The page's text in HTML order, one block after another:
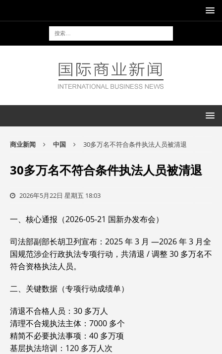
商业新闻 中国 30多万名不符合条件执法人员被清退
30多万名不符合条件执法人员被清退
2026年5月22日 星期五 18:03
一、核心通报（2026-05-21 国新办发布会）
司法部副部长胡卫列宣布：2025 年 3 月 —2026 年 3 月全
国规范涉企行政执法专项行动，共清退 / 调整 30 多万名不
符合资格执法人员。
二、关键数据（专项行动成绩单）
清退不合格人员：30 多万人
清理不合规执法主体：7000 多个
精简不必要执法事项：40 多万项
基层执法培训：120 多万人次